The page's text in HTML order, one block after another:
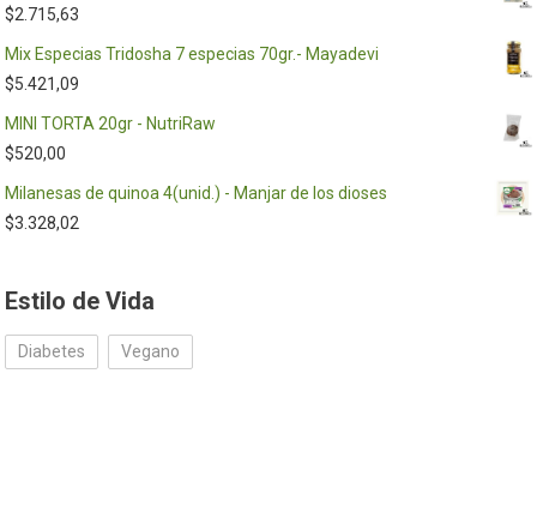
$2.715,63
Mix Especias Tridosha 7 especias 70gr.- Mayadevi
$5.421,09
MINI TORTA 20gr - NutriRaw
$520,00
Milanesas de quinoa 4(unid.) - Manjar de los dioses
$3.328,02
Estilo de Vida
Diabetes Vegano